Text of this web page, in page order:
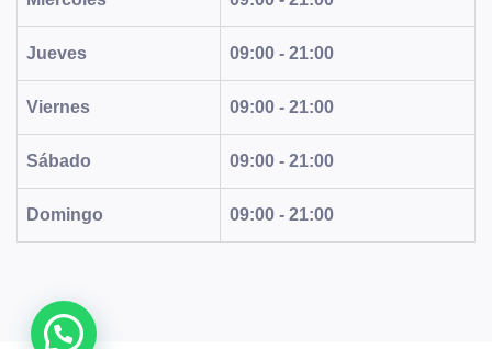
Jueves 09:00 - 21:00
Viernes 09:00 - 21:00
Sábado 09:00 - 21:00
Domingo 09:00 - 21:00